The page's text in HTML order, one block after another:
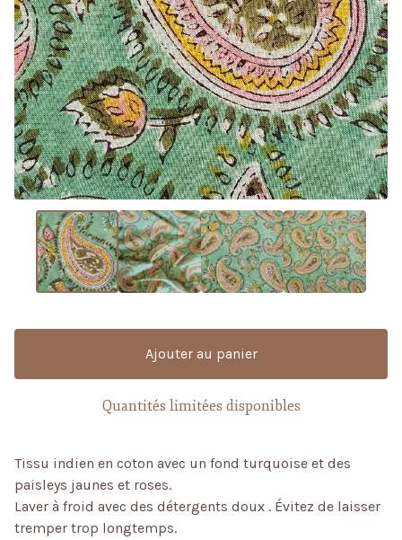
Ajouter au panier
Quantités limitées disponibles
Tissu indien en coton avec un fond turquoise et des
paisleys jaunes et roses.
Laver à froid avec des détergents doux . Évitez de laisser
tremper trop longtemps.